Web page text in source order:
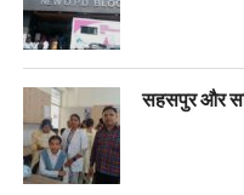
सहसपुर और